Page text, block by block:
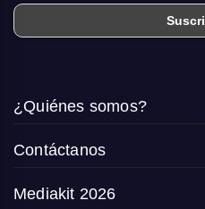
¿Quiénes somos?
Contáctanos
Mediakit 2026